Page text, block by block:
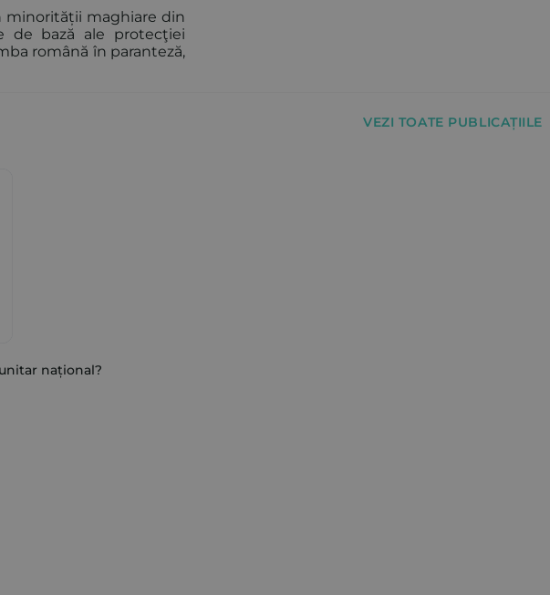
minorității maghiare din
de bază ale protecţiei
română în paranteză,
VEZI TOATE PUBLICAȚIILE
național?